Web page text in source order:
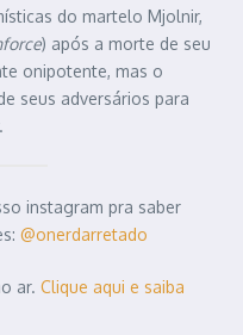
do martelo Mjolnir,
) após a morte de seu
onipotente, mas o
seus adversários para
instagram pra saber
@onerdarretado
ar. Clique aqui e saiba